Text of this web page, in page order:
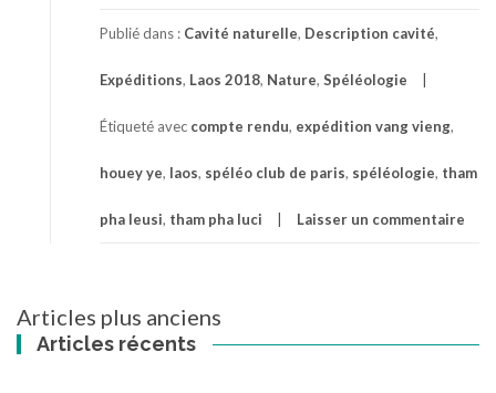
Publié dans : Cavité naturelle, Description cavité,
Expéditions, Laos 2018, Nature, Spéléologie
Étiqueté avec compte rendu, expédition vang vieng,
houey ye, laos, spéléo club de paris, spéléologie, tham
pha leusi, tham pha luci Laisser un commentaire
Navigation
des
articles
Articles plus anciens
Articles récents